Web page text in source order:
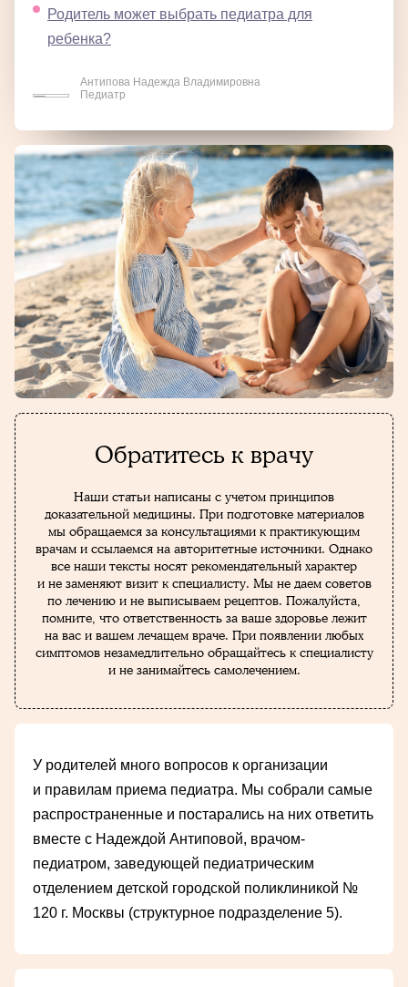
Родитель может выбрать педиатра для
ребенка?
Антипова Надежда Владимировна
Педиатр
Обратитесь к врачу
Наши статьи написаны с учетом принципов
доказательной медицины. При подготовке материалов
мы обращаемся за консультациями к практикующим
врачам и ссылаемся на авторитетные источники. Однако
все наши тексты носят рекомендательный характер
и не заменяют визит к специалисту. Мы не даем советов
по лечению и не выписываем рецептов. Пожалуйста,
помните, что ответственность за ваше здоровье лежит
на вас и вашем лечащем враче. При появлении любых
симптомов незамедлительно обращайтесь к специалисту
и не занимайтесь самолечением.
У родителей много вопросов к организации
и правилам приема педиатра. Мы собрали самые
распространенные и постарались на них ответить
вместе с Надеждой Антиповой, врачом-
педиатром, заведующей педиатрическим
отделением детской городской поликлиникой №
120 г. Москвы (структурное подразделение 5).